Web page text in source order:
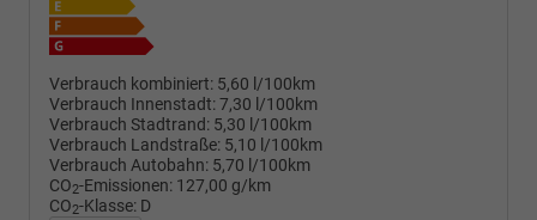
Verbrauch kombiniert: 5,60 l/100km
Verbrauch Innenstadt:7,30 l/100km
Verbrauch Stadtrand: 5,30 l/100km
Verbrauch Landstraße: 5,10 l/100km
Verbrauch Autobahn: 5,70 l/100km
CO2-Emissionen: 127,00 g/km
CO2-Klasse: D